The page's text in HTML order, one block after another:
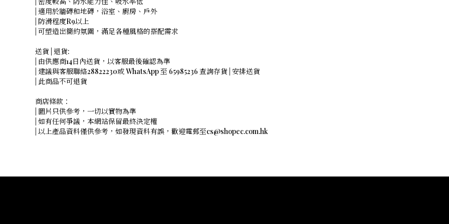
| 適用於牆磚和地磚，浴室、廚房、戶外
| 防滑程度R9以上
| 可塑造出簡約氛圍，滿足各種風格的搭配需求
送貨 | 退貨:
| 由供應商14日內送貨，以客服最後確認為準
| 建議與客服聯絡28822230或 WhatsApp 至 65985236 查詢存貨 | 安排送貨
| 此商品不可退貨
商店條款：
| 圖片只供參考，一切以實物為準
| 如有任何爭議，本網站保留最終決定權
| 以上產品資料僅供參考，如發現資料有誤，歡迎電郵至cs@shopec.com.hk